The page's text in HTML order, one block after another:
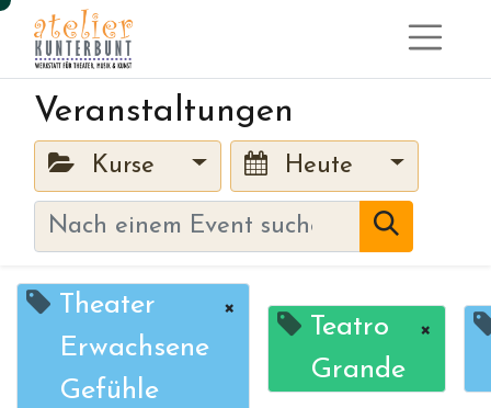
Veranstaltungen
Kurse Heute
Theater
Erwachsene
Gefühle
×
Teatro
Grande
×